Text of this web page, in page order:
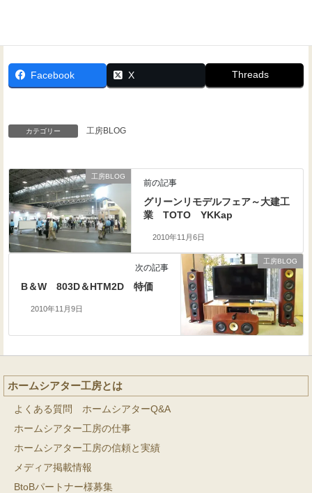
Facebook X Threads
カテゴリー 工房BLOG
工房BLOG
前の記事
グリーンリモデルフェア～大建工
業 TOTO YKKap
2010年11月6日
工房BLOG
次の記事
B＆W 803D＆HTM2D 特価
2010年11月9日
ホームシアター工房とは
よくある質問 ホームシアターQ&A
ホームシアター工房の仕事
ホームシアター工房の信頼と実績
メディア掲載情報
BtoBパートナー様募集